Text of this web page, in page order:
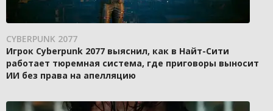
CYBERPUNK 2077
Игрок Cyberpunk 2077 выяснил, как в Найт-Сити
работает тюремная система, где приговоры выносит
ИИ без права на апелляцию